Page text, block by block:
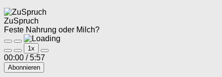
ZuSpruch
Feste Nahrung oder Milch?
Play
Episode
Pause
Episode
1x
00:00 / 5:57
Abonnieren